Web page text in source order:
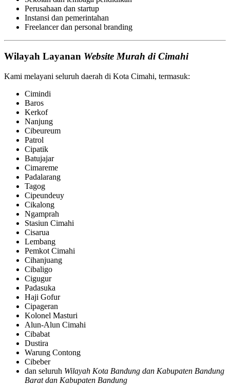
Perusahaan dan startup
Instansi dan pemerintahan
Freelancer dan personal branding
Wilayah Layanan Website Murah di Cimahi
Kami melayani seluruh daerah di Kota Cimahi, termasuk:
Cimindi
Baros
Kerkof
Nanjung
Cibeureum
Patrol
Cipatik
Batujajar
Cimareme
Padalarang
Tagog
Cipeundeuy
Cikalong
Ngamprah
Stasiun Cimahi
Cisarua
Lembang
Pemkot Cimahi
Cihanjuang
Cibaligo
Cigugur
Padasuka
Haji Gofur
Cipageran
Kolonel Masturi
Alun-Alun Cimahi
Cibabat
Dustira
Warung Contong
Cibeber
dan seluruh Wilayah Kota Bandung dan Kabupaten Bandung
Barat dan Kabupaten Bandung